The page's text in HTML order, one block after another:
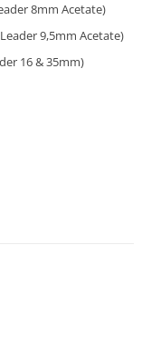
8mm Acetate)
9,5mm Acetate)
16 & 35mm)